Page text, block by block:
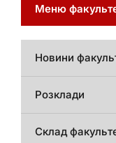
Меню
Новини
Розклади
Склад